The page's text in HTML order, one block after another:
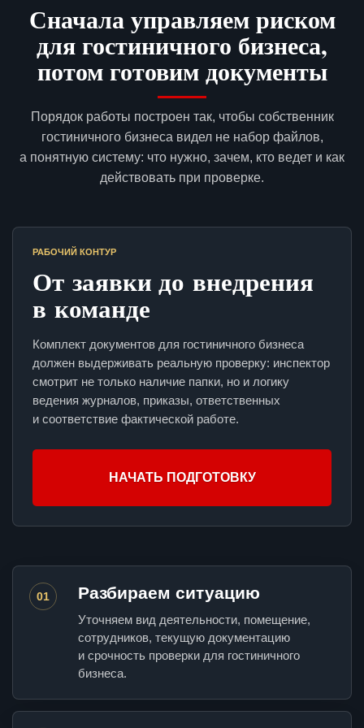
Сначала управляем риском
для гостиничного бизнеса,
потом готовим документы
Порядок работы построен так, чтобы собственник
гостиничного бизнеса видел не набор файлов,
а понятную систему: что нужно, зачем, кто ведет и как
действовать при проверке.
РАБОЧИЙ КОНТУР
От заявки до внедрения
в команде
Комплект документов для гостиничного бизнеса
должен выдерживать реальную проверку: инспектор
смотрит не только наличие папки, но и логику
ведения журналов, приказы, ответственных
и соответствие фактической работе.
НАЧАТЬ ПОДГОТОВКУ
01 Разбираем ситуацию
Уточняем вид деятельности, помещение,
сотрудников, текущую документацию
и срочность проверки для гостиничного
бизнеса.